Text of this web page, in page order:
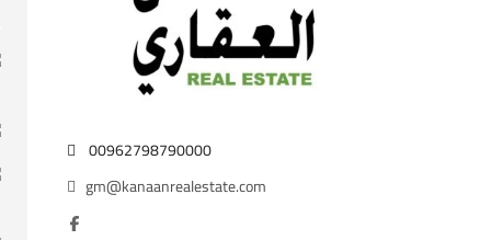
00962798790000
gm@kanaanrealestate.com